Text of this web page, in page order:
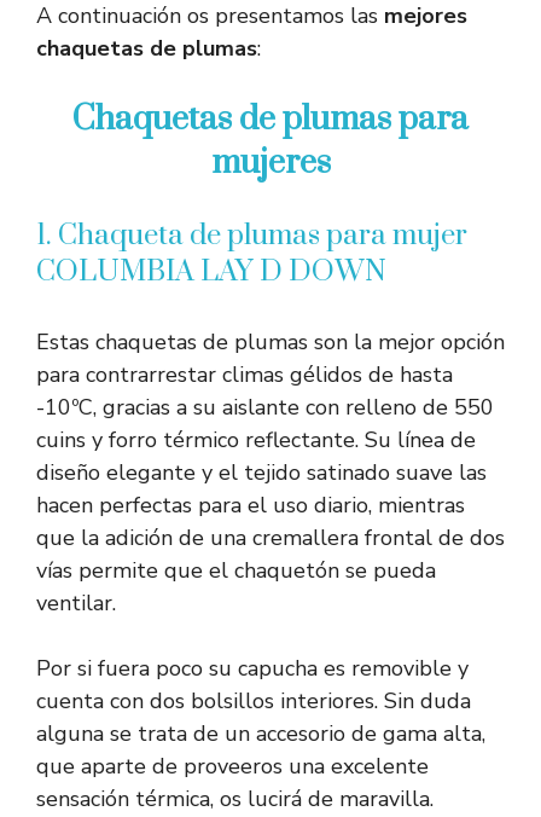
A continuación os presentamos las mejores
chaquetas de plumas:
Chaquetas de plumas para
mujeres
1. Chaqueta de plumas para mujer
COLUMBIA LAY D DOWN
Estas chaquetas de plumas son la mejor opción
para contrarrestar climas gélidos de hasta
-10ºC, gracias a su aislante con relleno de 550
cuins y forro térmico reflectante. Su línea de
diseño elegante y el tejido satinado suave las
hacen perfectas para el uso diario, mientras
que la adición de una cremallera frontal de dos
vías permite que el chaquetón se pueda
ventilar.
Por si fuera poco su capucha es removible y
cuenta con dos bolsillos interiores. Sin duda
alguna se trata de un accesorio de gama alta,
que aparte de proveeros una excelente
sensación térmica, os lucirá de maravilla.